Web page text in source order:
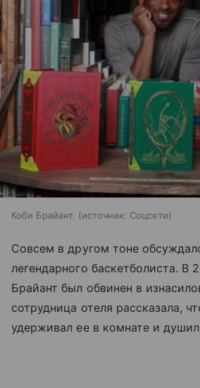
Коби Брайант. источник: Соцсети
Совсем в другом тоне
легендарного баскетболиста. В
Брайант был обвинен в
сотрудница отеля рассказала,
удерживал ее в комнате и